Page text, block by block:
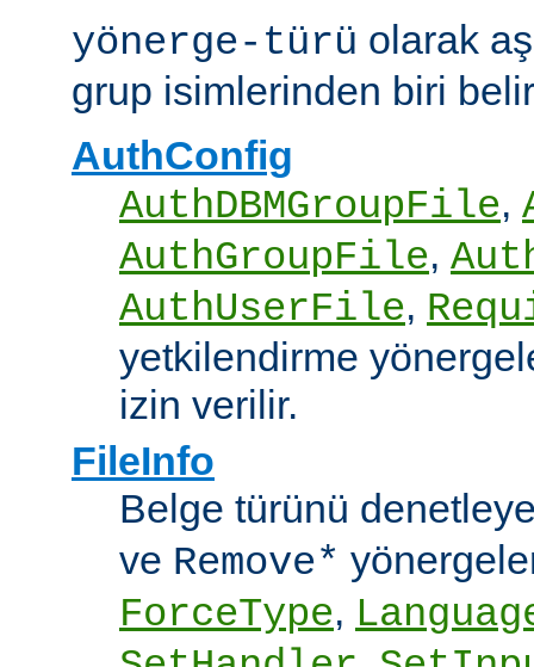
yönerge-türü olarak
grup isimlerinden biri
AuthConfig
AuthDBMGroupFile,
AuthGroupFile,
AuthUserFile,
yetkilendirme
izin verilir.
FileInfo
Belge türünü
ve Remove*
ForceType,